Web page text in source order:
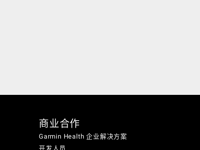
商业合作
Garmin Health 企业解决方案
开发人员